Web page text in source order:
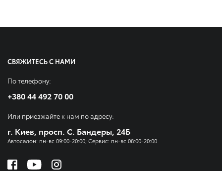
СВЯЖИТЕСЬ С НАМИ
По телефону:
+380 44 492 70 00
Или приезжайте к нам по адресу:
г. Киев, просп. С. Бандеры, 24Б
Автосалон: пн-вс 09:00-20:00; Сервис: пн-вс 08:00-20:00